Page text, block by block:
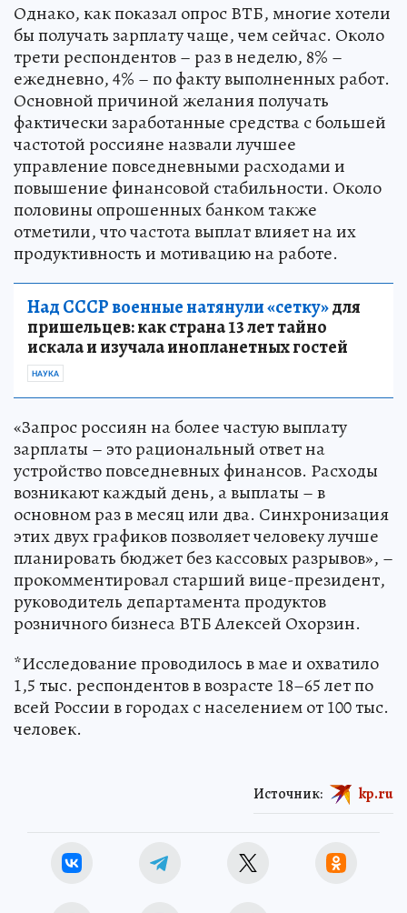
Однако, как показал опрос ВТБ, многие хотели
бы получать зарплату чаще, чем сейчас. Около
трети респондентов – раз в неделю, 8% –
ежедневно, 4% – по факту выполненных работ.
Основной причиной желания получать
фактически заработанные средства с большей
частотой россияне назвали лучшее
управление повседневными расходами и
повышение финансовой стабильности. Около
половины опрошенных банком также
отметили, что частота выплат влияет на их
продуктивность и мотивацию на работе.
Над СССР военные натянули «сетку»для
пришельцев: как страна 13 лет тайно
искала и изучала инопланетных гостей
НАУКА
«Запрос россиян на более частую выплату
зарплаты – это рациональный ответ на
устройство повседневных финансов. Расходы
возникают каждый день, а выплаты – в
основном раз в месяц или два. Синхронизация
этих двух графиков позволяет человеку лучше
планировать бюджет без кассовых разрывов», –
прокомментировал старший вице-президент,
руководитель департамента продуктов
розничного бизнеса ВТБ Алексей Охорзин.
*Исследование проводилось в мае и охватило
1,5 тыс. респондентов в возрасте 18–65 лет по
всей России в городах с населением от 100 тыс.
человек.
Источник: kp.ru